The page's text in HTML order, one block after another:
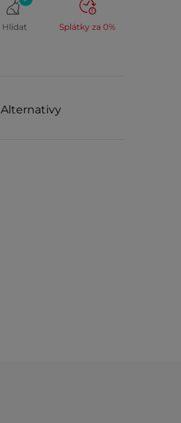
Hlídat Splátky za 0%
Alternativy